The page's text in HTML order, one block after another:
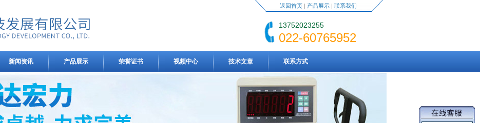
返回首页| 产品展示| 联系我们
13752023255
022-60765952
新闻资讯 产品展示 荣誉证书 视频中心 技术文章 联系方式